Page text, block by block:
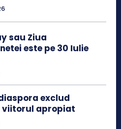
sau Ziua
este pe 30 Iulie
exclud
viitorul apropiat